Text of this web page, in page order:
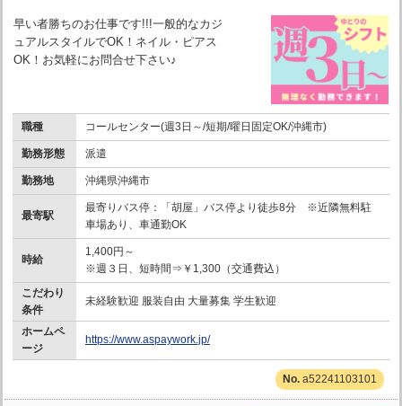
早い者勝ちのお仕事です!!!一般的なカジ
ュアルスタイルでOK！ネイル・ピアス
OK！お気軽にお問合せ下さい♪
職種 コールセンター(週3日～/短期/曜日固定OK/沖縄市)
勤務形態 派遣
勤務地 沖縄県沖縄市
最寄駅
最寄りバス停：「胡屋」バス停より徒歩8分 ※近隣無料駐
車場あり、車通勤OK
時給
1,400円～
※週３日、短時間⇒￥1,300（交通費込）
こだわり
条件
未経験歓迎 服装自由 大量募集 学生歓迎
ホームペ
ージ
https://www.aspaywork.jp/
a52241103101